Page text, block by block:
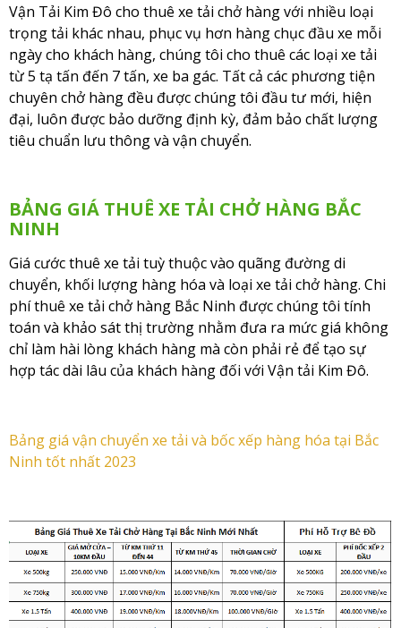
Vận Tải Kim Đô cho thuê xe tải chở hàng với nhiều loại
trọng tải khác nhau, phục vụ hơn hàng chục đầu xe mỗi
ngày cho khách hàng, chúng tôi cho thuê các loại xe tải
từ 5 tạ tấn đến 7 tấn, xe ba gác. Tất cả các phương tiện
chuyên chở hàng đều được chúng tôi đầu tư mới, hiện
đại, luôn được bảo dưỡng định kỳ, đảm bảo chất lượng
tiêu chuẩn lưu thông và vận chuyển.
BẢNG GIÁ THUÊ XE TẢI CHỞ HÀNG BẮC
NINH
Giá cước thuê xe tải tuỳ thuộc vào quãng đường di
chuyển, khối lượng hàng hóa và loại xe tải chở hàng. Chi
phí thuê xe tải chở hàng Bắc Ninh được chúng tôi tính
toán và khảo sát thị trường nhằm đưa ra mức giá không
chỉ làm hài lòng khách hàng mà còn phải rẻ để tạo sự
hợp tác dài lâu của khách hàng đối với Vận tải Kim Đô.
Bảng giá vận chuyển xe tải và bốc xếp hàng hóa tại Bắc
Ninh tốt nhất 2023